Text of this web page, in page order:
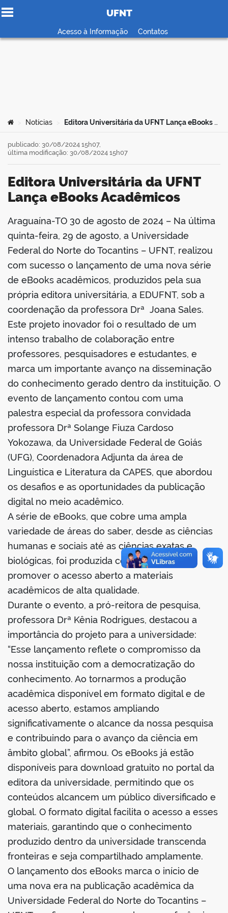
Ir para o conteúdo
UFNT
Acesso à Informação Contatos
portal
Você está aqui:
Notícias Editora Universitária da UFNT Lança eBooks Acadêmicos
Editora Universitária da UFNT
Lança eBooks Acadêmicos
publicado: 30/08/2024 15h07,
última modificação: 30/08/2024 15h07
Araguaína-TO 30 de agosto de 2024 – Na última
quinta-feira, 29 de agosto, a Universidade
Federal do Norte do Tocantins – UFNT, realizou
com sucesso o lançamento de uma nova série
de eBooks acadêmicos, produzidos pela sua
própria editora universitária, a EDUFNT, sob a
coordenação da professora Drª Joana Sales.
Este projeto inovador foi o resultado de um
intenso trabalho de colaboração entre
professores, pesquisadores e estudantes, e
marca um importante avanço na disseminação
do conhecimento gerado dentro da instituição. O
evento de lançamento contou com uma
palestra especial da professora convidada
professora Drª Solange Fiuza Cardoso
Yokozawa, da Universidade Federal de Goiás
(UFG), Coordenadora Adjunta da área de
Linguística e Literatura da CAPES, que abordou
os desafios e as oportunidades da publicação
digital no meio acadêmico.
A série de eBooks, que cobre uma ampla
variedade de áreas do saber, desde as ciências
humanas e sociais até as ciências exatas e
biológicas, foi produzida com o objetivo de
promover o acesso aberto a materiais
acadêmicos de alta qualidade.
Durante o evento, a pró-reitora de pesquisa,
professora Drª Kênia Rodrigues, destacou a
importância do projeto para a universidade:
“Esse lançamento reflete o compromisso da
nossa instituição com a democratização do
conhecimento. Ao tornarmos a produção
acadêmica disponível em formato digital e de
acesso aberto, estamos ampliando
significativamente o alcance da nossa pesquisa
e contribuindo para o avanço da ciência em
âmbito global”, afirmou. Os eBooks já estão
disponíveis para download gratuito no portal da
editora da universidade, permitindo que os
conteúdos alcancem um público diversificado e
global. O formato digital facilita o acesso a esses
materiais, garantindo que o conhecimento
produzido dentro da universidade transcenda
fronteiras e seja compartilhado amplamente.
O lançamento dos eBooks marca o início de
uma nova era na publicação acadêmica da
Universidade Federal do Norte do Tocantins –